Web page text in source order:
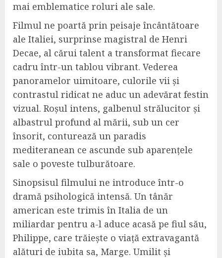
mai emblematice roluri ale sale.
Filmul ne poartă prin peisaje încântătoare
ale Italiei, surprinse magistral de Henri
Decae, al cărui talent a transformat fiecare
cadru într-un tablou vibrant. Vederea
panoramelor uimitoare, culorile vii și
contrastul ridicat ne aduc un adevărat festin
vizual. Roșul intens, galbenul strălucitor și
albastrul profund al mării, sub un cer
însorit, conturează un paradis
mediteranean ce ascunde sub aparențele
sale o poveste tulburătoare.
Sinopsisul filmului ne introduce într-o
dramă psihologică intensă. Un tânăr
american este trimis în Italia de un
miliardar pentru a-l aduce acasă pe fiul său,
Philippe, care trăiește o viață extravagantă
alături de iubita sa, Marge. Umilit și